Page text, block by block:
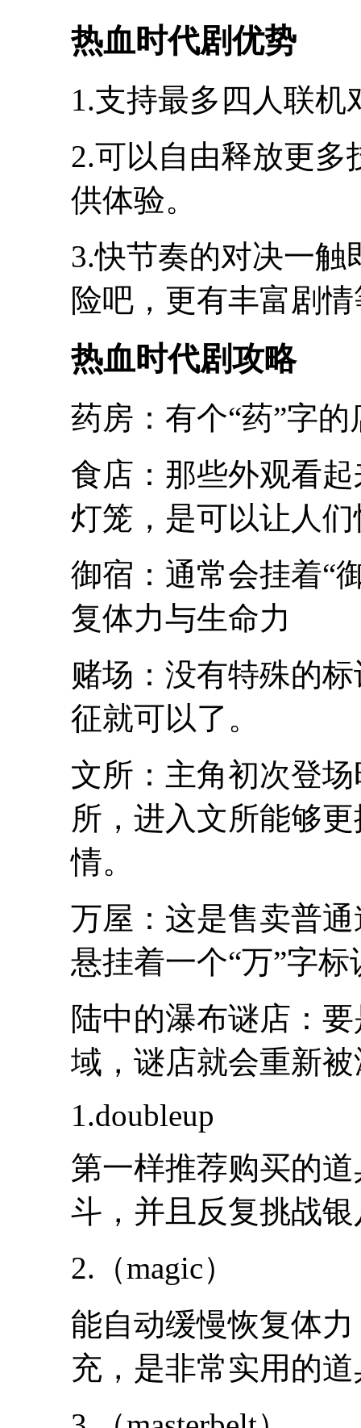
热血时代剧优势
1.支持最多四人联
2.可以自由释放更
供体验。
3.快节奏的对决一
险吧，更有丰富剧
热血时代剧攻略
药房：有个“药”字
食店：那些外观看
灯笼，是可以让人
御宿：通常会挂着“
复体力与生命力
赌场：没有特殊的
征就可以了。
文所：主角初次登
所，进入文所能够
情。
万屋：这是售卖普
悬挂着一个“万”字标
陆中的瀑布谜店：
域，谜店就会重新
1.doubleup
第一样推荐购买的
斗，并且反复挑战
2.（magic）
能自动缓慢恢复体
充，是非常实用的